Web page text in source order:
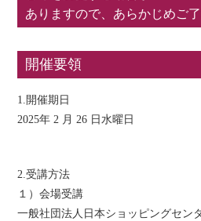
ありますので、あらかじめご了
開催要領
1.開催期日
2025年 2 月 26 日水曜日
2.受講方法
１）会場受講
一般社団法人日本ショッピングセ